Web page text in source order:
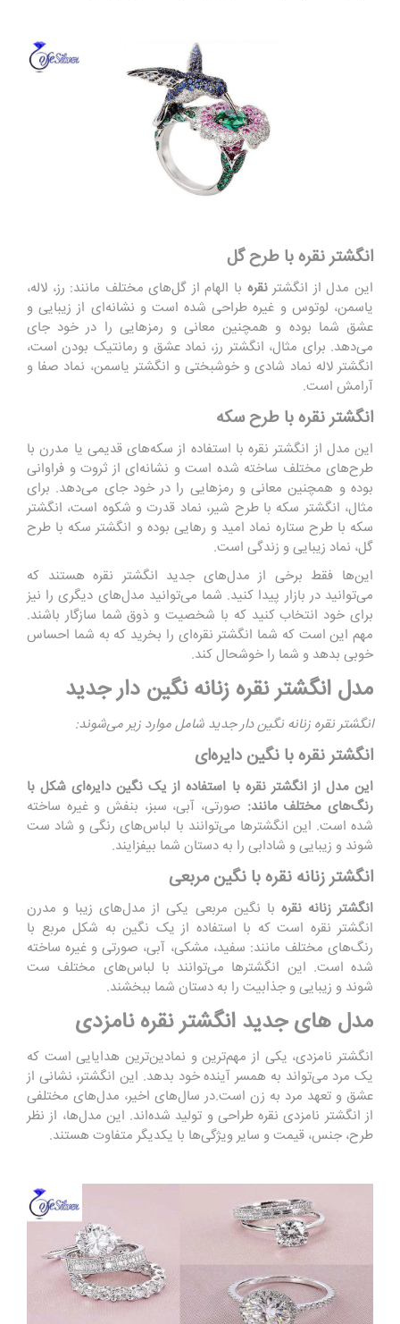
انگشتر نقره با طرح گل
این مدل از انگشترنقره با الهام از گل‌های مختلف مانند: رز، لاله،
یاسمن، لوتوس و غیره طراحی شده است و نشانه‌ای از زیبایی و
عشق شما بوده و همچنین معانی و رمزهایی را در خود جای
می‌دهد. برای مثال، انگشتر رز، نماد عشق و رمانتیک بودن است،
انگشتر لاله نماد شادی و خوشبختی و انگشتر یاسمن، نماد صفا و
آرامش است.
انگشتر نقره با طرح سکه
این مدل از انگشتر نقره با استفاده از سکه‌های قدیمی یا مدرن با
طرح‌های مختلف ساخته شده است و نشانه‌ای از ثروت و فراوانی
بوده و همچنین معانی و رمزهایی را در خود جای می‌دهد. برای
مثال، انگشتر سکه با طرح شیر، نماد قدرت و شکوه است، انگشتر
سکه با طرح ستاره نماد امید و رهایی بوده و انگشتر سکه با طرح
گل، نماد زیبایی و زندگی است.
این‌ها فقط برخی از مدل‌های جدید انگشتر نقره هستند که
می‌توانید در بازار پیدا کنید. شما می‌توانید مدل‌های دیگری را نیز
برای خود انتخاب کنید که با شخصیت و ذوق شما سازگار باشند.
مهم این است که شما انگشتر نقره‌ای را بخرید که به شما احساس
خوبی بدهد و شما را خوشحال کند.
مدل انگشتر نقره زنانه نگین دار جدید
انگشتر نقره زنانه نگین دار جدید شامل موارد زیر می‌شوند:
انگشتر نقره با نگین دایره‌ای
این مدل از انگشتر نقره با استفاده از یک نگین دایره‌ای شکل با
رنگ‌های مختلف مانند: صورتی، آبی، سبز، بنفش و غیره ساخته
شده است. این انگشترها می‌توانند با لباس‌های رنگی و شاد ست
شوند و زیبایی و شادابی را به دستان شما بیفزایند.
انگشتر زنانه نقره با نگین مربعی
انگشتر زنانه نقره با نگین مربعی یکی از مدل‌های زیبا و مدرن
انگشتر نقره است که با استفاده از یک نگین به شکل مربع با
رنگ‌های مختلف مانند: سفید، مشکی، آبی، صورتی و غیره ساخته
شده است. این انگشترها می‌توانند با لباس‌های مختلف ست
شوند و زیبایی و جذابیت را به دستان شما ببخشند.
مدل های جدید انگشتر نقره نامزدی
انگشتر نامزدی، یکی از مهم‌ترین و نمادین‌ترین هدایایی است که
یک مرد می‌تواند به همسر آینده خود بدهد. این انگشتر، نشانی از
عشق و تعهد مرد به زن است.در سال‌های اخیر، مدل‌های مختلفی
از انگشتر نامزدی نقره طراحی و تولید شده‌اند. این مدل‌ها، از نظر
طرح، جنس، قیمت و سایر ویژگی‌ها با یکدیگر متفاوت هستند.